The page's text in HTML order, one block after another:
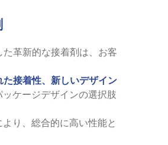
革新的な接着剤は、お客
接着性、新しいデザイン
ケージデザインの選択肢
より、総合的に高い性能と